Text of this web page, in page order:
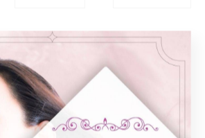
カテゴリー Categories
全てのカテゴリー
ダイエット